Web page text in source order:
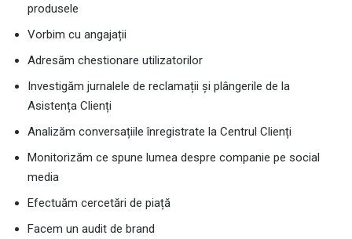
produsele
Vorbim cu angajații
Adresăm chestionare utilizatorilor
Investigăm jurnalele de reclamații și plângerile de la
Asistența Clienți
Analizăm conversațiile înregistrate la Centrul Clienți
Monitorizăm ce spune lumea despre companie pe social
media
Efectuăm cercetări de piață
Facem un audit de brand